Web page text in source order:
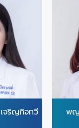
ริญกิจทวี พญ